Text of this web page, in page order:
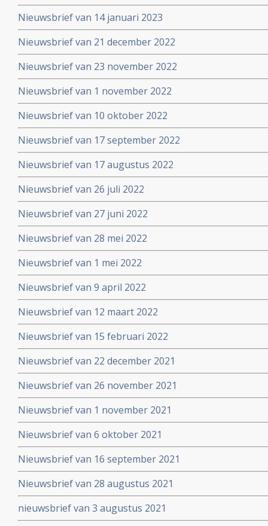
Nieuwsbrief van 14 januari 2023
Nieuwsbrief van 21 december 2022
Nieuwsbrief van 23 november 2022
Nieuwsbrief van 1 november 2022
Nieuwsbrief van 10 oktober 2022
Nieuwsbrief van 17 september 2022
Nieuwsbrief van 17 augustus 2022
Nieuwsbrief van 26 juli 2022
Nieuwsbrief van 27 juni 2022
Nieuwsbrief van 28 mei 2022
Nieuwsbrief van 1 mei 2022
Nieuwsbrief van 9 april 2022
Nieuwsbrief van 12 maart 2022
Nieuwsbrief van 15 februari 2022
Nieuwsbrief van 22 december 2021
Nieuwsbrief van 26 november 2021
Nieuwsbrief van 1 november 2021
Nieuwsbrief van 6 oktober 2021
Nieuwsbrief van 16 september 2021
Nieuwsbrief van 28 augustus 2021
nieuwsbrief van 3 augustus 2021